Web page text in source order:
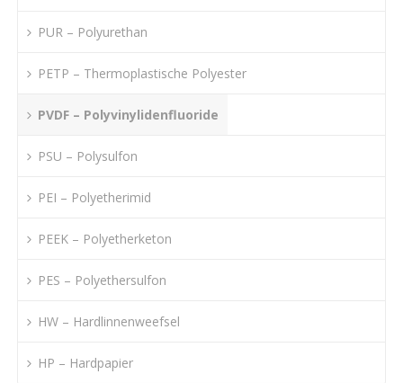
PUR – Polyurethan
PETP – Thermoplastische Polyester
PVDF – Polyvinylidenfluoride
PSU – Polysulfon
PEI – Polyetherimid
PEEK – Polyetherketon
PES – Polyethersulfon
HW – Hardlinnenweefsel
HP – Hardpapier